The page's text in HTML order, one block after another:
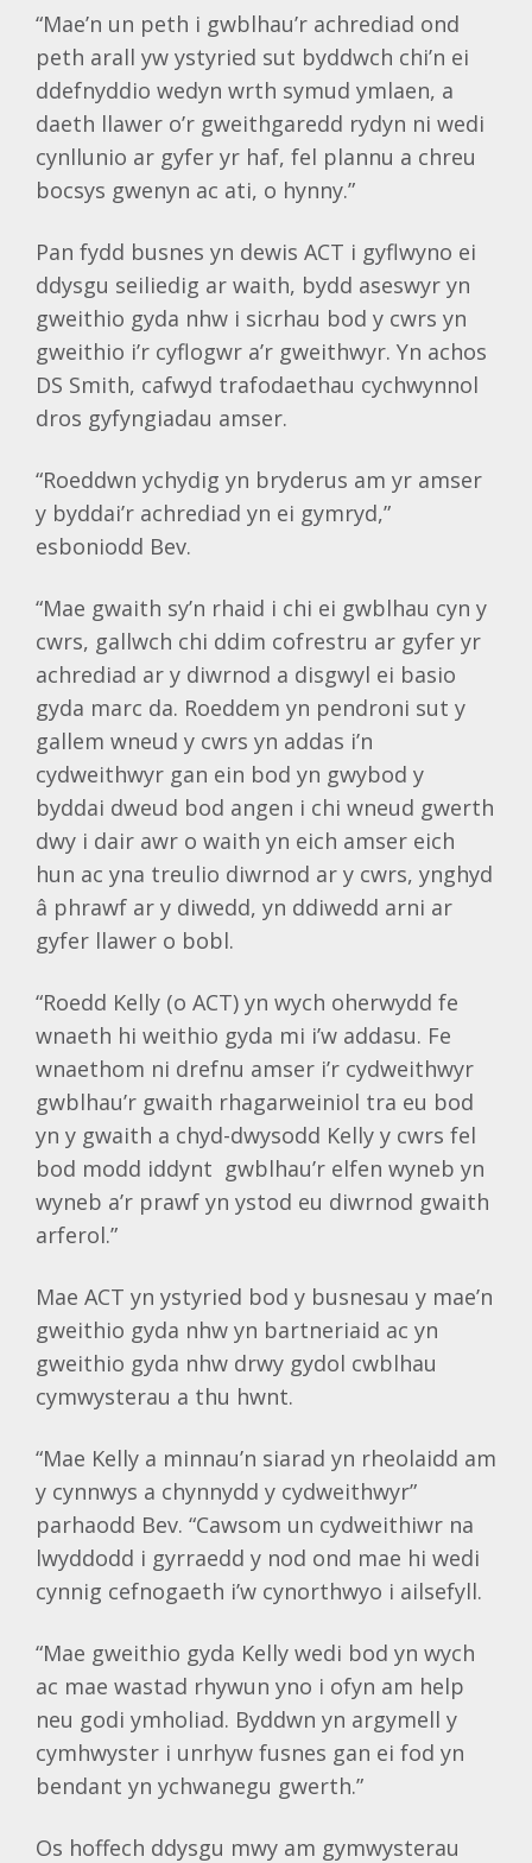
“Mae’n un peth i gwblhau’r achrediad ond
peth arall yw ystyried sut byddwch chi’n ei
ddefnyddio wedyn wrth symud ymlaen, a
daeth llawer o’r gweithgaredd rydyn ni wedi
cynllunio ar gyfer yr haf, fel plannu a chreu
bocsys gwenyn ac ati, o hynny.”
Pan fydd busnes yn dewis ACT i gyflwyno ei
ddysgu seiliedig ar waith, bydd aseswyr yn
gweithio gyda nhw i sicrhau bod y cwrs yn
gweithio i’r cyflogwr a’r gweithwyr. Yn achos
DS Smith, cafwyd trafodaethau cychwynnol
dros gyfyngiadau amser.
“Roeddwn ychydig yn bryderus am yr amser
y byddai’r achrediad yn ei gymryd,”
esboniodd Bev.
“Mae gwaith sy’n rhaid i chi ei gwblhau cyn y
cwrs, gallwch chi ddim cofrestru ar gyfer yr
achrediad ar y diwrnod a disgwyl ei basio
gyda marc da. Roeddem yn pendroni sut y
gallem wneud y cwrs yn addas i’n
cydweithwyr gan ein bod yn gwybod y
byddai dweud bod angen i chi wneud gwerth
dwy i dair awr o waith yn eich amser eich
hun ac yna treulio diwrnod ar y cwrs, ynghyd
â phrawf ar y diwedd, yn ddiwedd arni ar
gyfer llawer o bobl.
“Roedd Kelly (o ACT) yn wych oherwydd fe
wnaeth hi weithio gyda mi i’w addasu. Fe
wnaethom ni drefnu amser i’r cydweithwyr
gwblhau’r gwaith rhagarweiniol tra eu bod
yn y gwaith a chyd-dwysodd Kelly y cwrs fel
bod modd iddynt gwblhau’r elfen wyneb yn
wyneb a’r prawf yn ystod eu diwrnod gwaith
arferol.”
Mae ACT yn ystyried bod y busnesau y mae’n
gweithio gyda nhw yn bartneriaid ac yn
gweithio gyda nhw drwy gydol cwblhau
cymwysterau a thu hwnt.
“Mae Kelly a minnau’n siarad yn rheolaidd am
y cynnwys a chynnydd y cydweithwyr”
parhaodd Bev. “Cawsom un cydweithiwr na
lwyddodd i gyrraedd y nod ond mae hi wedi
cynnig cefnogaeth i’w cynorthwyo i ailsefyll.
“Mae gweithio gyda Kelly wedi bod yn wych
ac mae wastad rhywun yno i ofyn am help
neu godi ymholiad. Byddwn yn argymell y
cymhwyster i unrhyw fusnes gan ei fod yn
bendant yn ychwanegu gwerth.”
Os hoffech ddysgu mwy am gymwysterau